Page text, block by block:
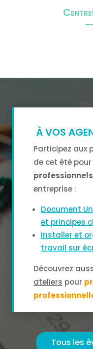
À VOS
Participez aux
de cet été pour
professionnels
entreprise :
Document
et principes
Installer et
travail sur
Découvrez
ateliers pour
Tous les